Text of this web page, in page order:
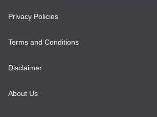
Privacy Policies
Terms and Conditions
Disclaimer
About Us